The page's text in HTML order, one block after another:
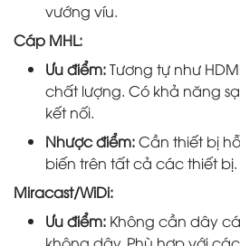
vướng víu.
Cáp MHL:
Ưu điểm:Tương tự như
chất lượng. Có khả năng
kết nối.
Nhược điểm:Cần thiết bị
biến trên tất cả các thiết bị.
Miracast/WiDi:
Ưu điểm: Không cần dây